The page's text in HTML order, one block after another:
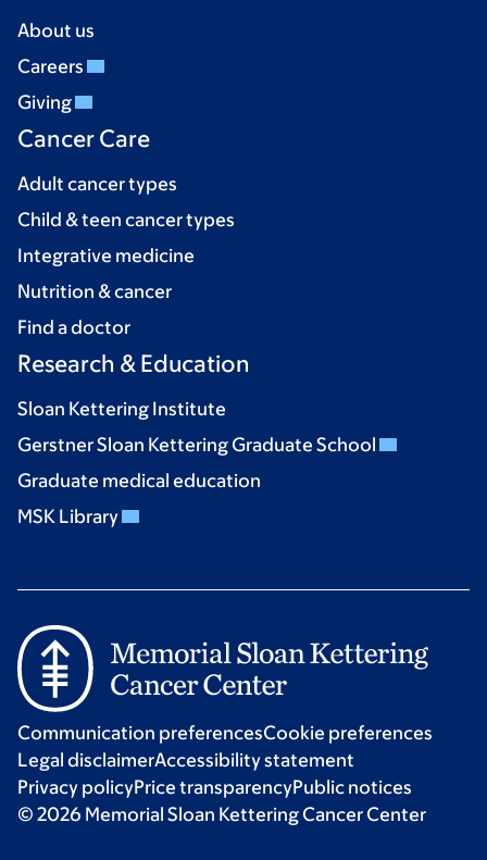
About us
Careers
Giving
Cancer Care
Adult cancer types
Child & teen cancer types
Integrative medicine
Nutrition & cancer
Find a doctor
Research & Education
Sloan Kettering Institute
Gerstner Sloan Kettering Graduate School
Graduate medical education
MSK Library
Communication preferencesCookie preferences
Legal disclaimerAccessibility statement
Privacy policyPrice transparencyPublic notices
© 2026 Memorial Sloan Kettering Cancer Center